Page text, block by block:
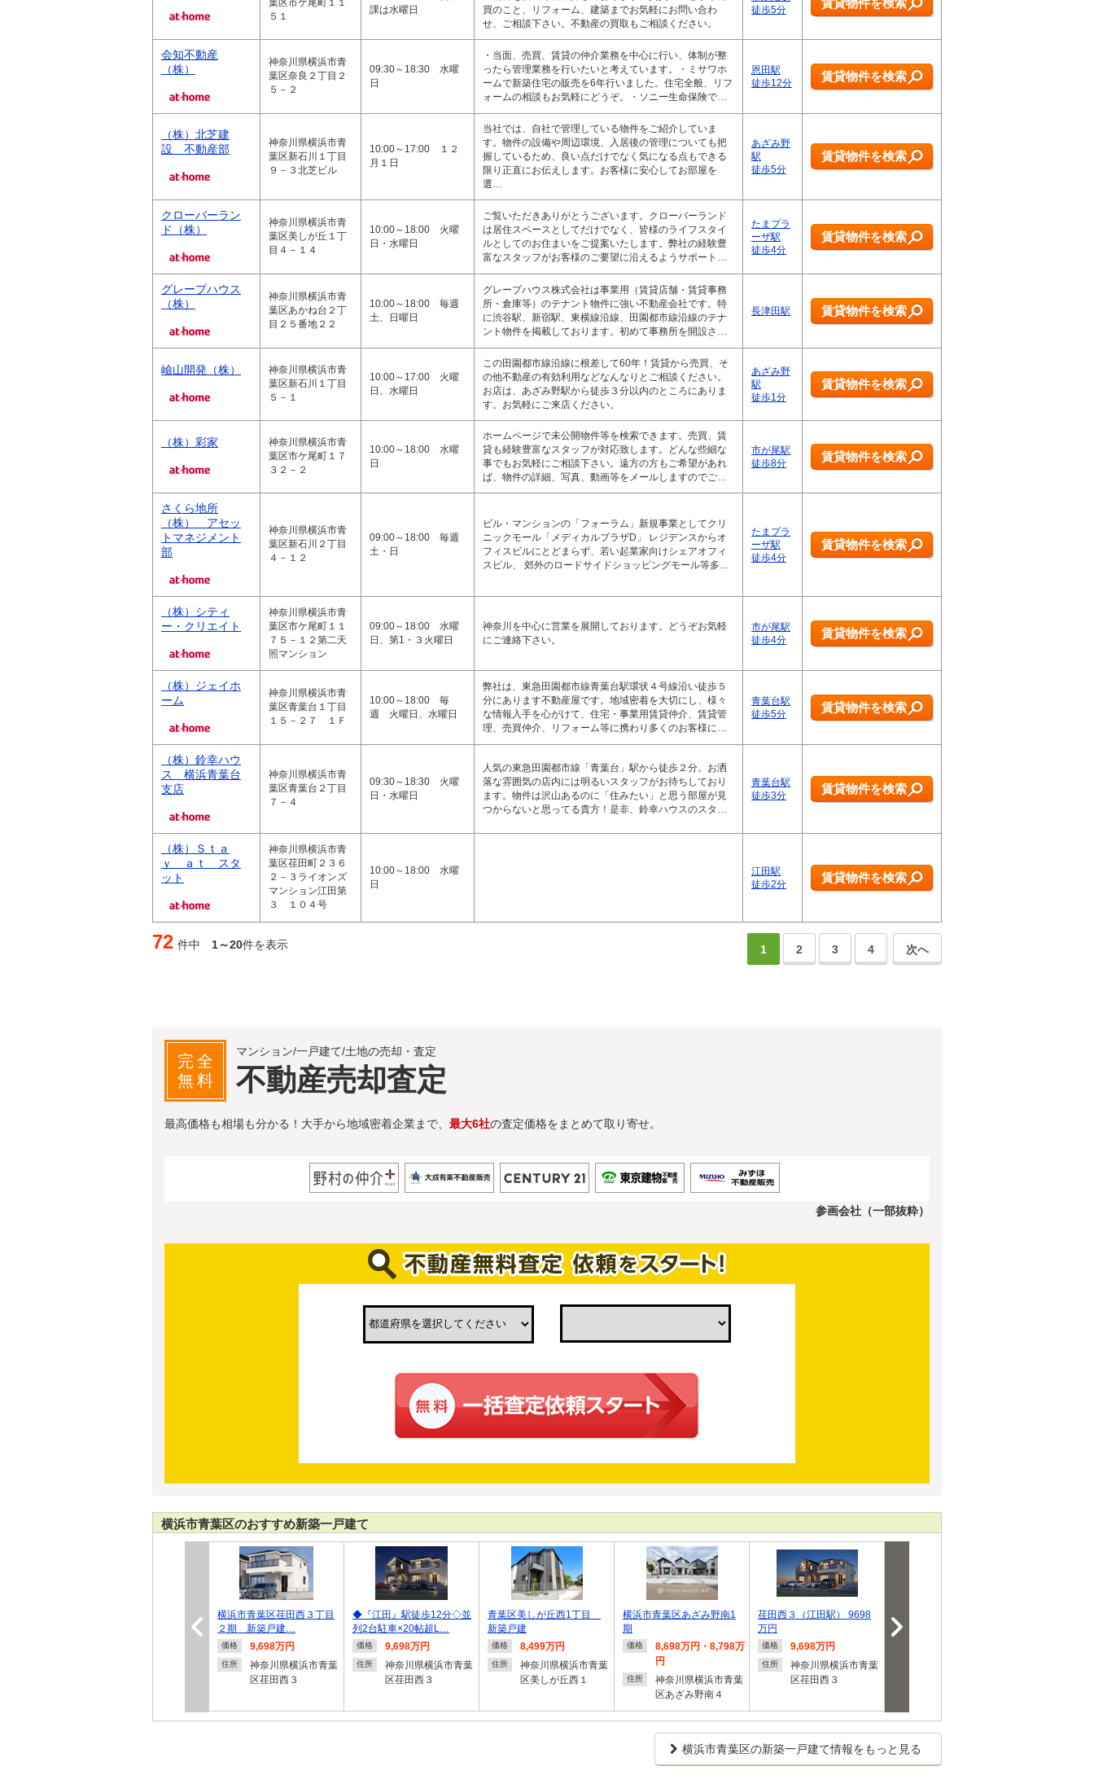
葉区市ケ尾町１１
５１
課は水曜日
買のこと、リフォーム、建築までお気軽にお問い合わ
せ、ご相談下さい。不動産の買取もご相談ください。
徒歩5分
賃貸物件を検索
会知不動産
（株）
神奈川県横浜市青
葉区奈良２丁目２
５－２
09:30～18:30 水曜
日
・当面、売買、賃貸の仲介業務を中心に行い、体制が整
ったら管理業務を行いたいと考えています。・ミサワホ
ームで新築住宅の販売を6年行いました。住宅全般、リフ
ォームの相談もお気軽にどうぞ。・ソニー生命保険で…
恩田駅
徒歩12分
賃貸物件を検索
（株）北芝建
設 不動産部
神奈川県横浜市青
葉区新石川１丁目
９－３北芝ビル
10:00～17:00 １２
月１日
当社では、自社で管理している物件をご紹介していま
す。物件の設備や周辺環境、入居後の管理についても把
握しているため、良い点だけでなく気になる点もできる
限り正直にお伝えします。お客様に安心してお部屋を
選…
あざみ野
駅
徒歩5分
賃貸物件を検索
クローバーラン
ド（株）
神奈川県横浜市青
葉区美しが丘１丁
目４－１４
10:00～18:00 火曜
日・水曜日
ご覧いただきありがとうございます。クローバーランド
は居住スペースとしてだけでなく、皆様のライフスタイ
ルとしてのお住まいをご提案いたします。弊社の経験豊
富なスタッフがお客様のご要望に沿えるようサポート…
たまプラ
ーザ駅
徒歩4分
賃貸物件を検索
グレープハウス
（株）
神奈川県横浜市青
葉区あかね台２丁
目２５番地２２
10:00～18:00 毎週
土、日曜日
グレープハウス株式会社は事業用（賃貸店舗・賃貸事務
所・倉庫等）のテナント物件に強い不動産会社です。特
に渋谷駅、新宿駅、東横線沿線、田園都市線沿線のテナ
ント物件を掲載しております。初めて事務所を開設さ…
長津田駅 賃貸物件を検索
嶮山開発（株）
神奈川県横浜市青
葉区新石川１丁目
５－１
10:00～17:00 火曜
日、水曜日
この田園都市線沿線に根差して60年！賃貸から売買、そ
の他不動産の有効利用などなんなりとご相談ください。
お店は、あざみ野駅から徒歩３分以内のところにありま
す。お気軽にご来店ください。
あざみ野
駅
徒歩1分
賃貸物件を検索
（株）彩家
神奈川県横浜市青
葉区市ケ尾町１７
３２－２
10:00～18:00 水曜
日
ホームページで未公開物件等を検索できます。売買、賃
貸も経験豊富なスタッフが対応致します。どんな些細な
事でもお気軽にご相談下さい。遠方の方もご希望があれ
ば、物件の詳細、写真、動画等をメールしますのでご…
市が尾駅
徒歩8分
賃貸物件を検索
さくら地所
（株） アセッ
トマネジメント
部
神奈川県横浜市青
葉区新石川２丁目
４－１２
09:00～18:00 毎週
土・日
ビル・マンションの「フォーラム」新規事業としてクリ
ニックモール「メディカルプラザD」 レジデンスからオ
フィスビルにとどまらず、若い起業家向けシェアオフィ
スビル、 郊外のロードサイドショッピングモール等多…
たまプラ
ーザ駅
徒歩4分
賃貸物件を検索
（株）シティ
ー・クリエイト
神奈川県横浜市青
葉区市ケ尾町１１
７５－１２第二天
照マンション
09:00～18:00 水曜
日、第1・３火曜日
神奈川を中心に営業を展開しております。どうぞお気軽
にご連絡下さい。
市が尾駅
徒歩4分
賃貸物件を検索
（株）ジェイホ
ーム
神奈川県横浜市青
葉区青葉台１丁目
１５－２７ １Ｆ
10:00～18:00 毎
週 火曜日、水曜日
弊社は、東急田園都市線青葉台駅環状４号線沿い徒歩５
分にあります不動産屋です。地域密着を大切にし、様々
な情報入手を心がけて、住宅・事業用賃貸仲介、賃貸管
理、売買仲介、リフォーム等に携わり多くのお客様に…
青葉台駅
徒歩5分
賃貸物件を検索
（株）鈴幸ハウ
ス 横浜青葉台
支店
神奈川県横浜市青
葉区青葉台２丁目
７－４
09:30～18:30 火曜
日・水曜日
人気の東急田園都市線「青葉台」駅から徒歩２分。お洒
落な雰囲気の店内には明るいスタッフがお待ちしており
ます。物件は沢山あるのに「住みたい」と思う部屋が見
つからないと思ってる貴方！是非、鈴幸ハウスのスタ…
青葉台駅
徒歩3分
賃貸物件を検索
（株）Ｓｔａ
ｙ ａｔ スタ
ット
神奈川県横浜市青
葉区荏田町２３６
２－３ライオンズ
マンション江田第
３ １０４号
10:00～18:00 水曜
日
江田駅
徒歩2分
賃貸物件を検索
72 件中 1～20件を表示 1 2 3 4 次へ
完全
無料
マンション/一戸建て/土地の売却・査定
不動産売却査定
最高価格も相場も分かる！大手から地域密着企業まで、 最大6社の査定価格をまとめて取り寄せ。
参画会社（一部抜粋）
横浜市青葉区のおすすめ新築一戸建て
横浜市青葉区荏田西３丁目
２期 新築戸建…
価格 9,698万円
住所
神奈川県横浜市青葉
区荏田西３
◆『江田』駅徒歩12分◇並
列2台駐車×20帖超L…
価格 9,698万円
住所
神奈川県横浜市青葉
区荏田西３
青葉区美しが丘西1丁目
新築戸建
価格 8,499万円
住所
神奈川県横浜市青葉
区美しが丘西１
横浜市青葉区あざみ野南1
期
価格
8,698万円・8,798万
円
住所
神奈川県横浜市青葉
区あざみ野南４
荏田西３（江田駅） 9698
万円
価格 9,698万円
住所
神奈川県横浜市青葉
区荏田西３
万円
横浜市青葉区の新築一戸建て情報をもっと見る